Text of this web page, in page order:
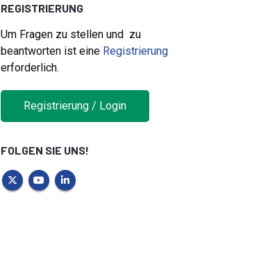
REGISTRIERUNG
Um Fragen zu stellen und zu
beantworten ist eine Registrierung
erforderlich.
Registrierung / Login
FOLGEN SIE UNS!